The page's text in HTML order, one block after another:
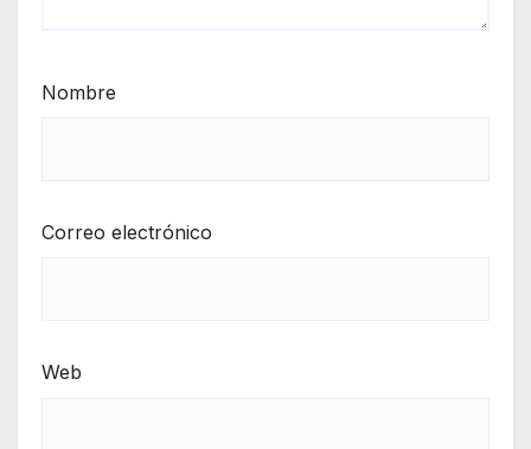
Nombre
Correo electrónico
Web